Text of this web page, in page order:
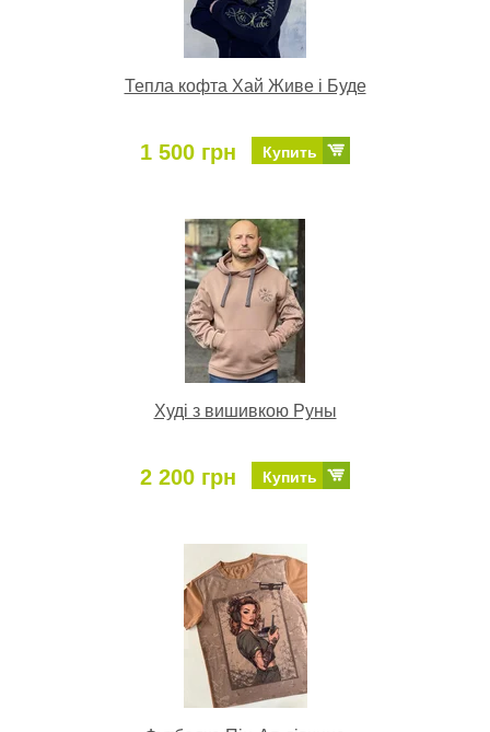
Тепла кофта Хай Живе і Буде
1 500 грн Купить
Худі з вишивкою Руны
2 200 грн Купить